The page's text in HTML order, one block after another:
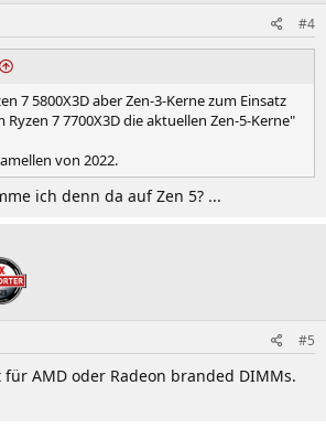
#4
7 5800X3D aber Zen-3-Kerne zum Einsatz
7 7700X3D die aktuellen Zen-5-Kerne"
von 2022.
ich denn da auf Zen 5? ...
#5
AMD oder Radeon branded DIMMs.